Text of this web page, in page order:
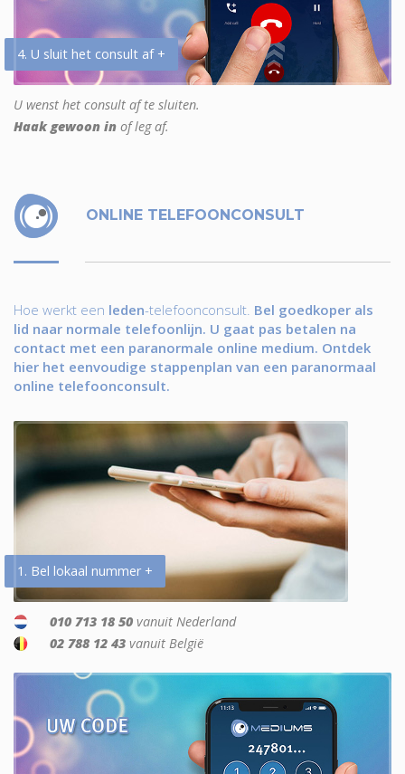
4. U sluit het consult af +
U wenst het consult af te sluiten.
Haak gewoon in of leg af.
ONLINE TELEFOONCONSULT
Hoe werkt een leden-telefoonconsult. Bel goedkoper als
lid naar normale telefoonlijn. U gaat pas betalen na
contact met een paranormale online medium. Ontdek
hier het eenvoudige stappenplan van een paranormaal
online telefoonconsult.
1. Bel lokaal nummer +
010 713 18 50 vanuit Nederland
02 788 12 43 vanuit België